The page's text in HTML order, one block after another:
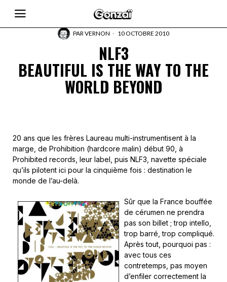
PARVERNON 10 OCTOBRE 2010
NLF3
BEAUTIFUL IS THE WAY TO THE
WORLD BEYOND
20 ans que les frères Laureau multi-instrumentisent à la
marge, de Prohibition (hardcore malin) début 90, à
Prohibited records, leur label, puis NLF3, navette spéciale
qu’ils pilotent ici pour la cinquième fois : destination le
monde de l’au-delà.
Sûr que la France bouffée
de cérumen ne prendra
pas son billet ; trop intello,
trop barré, trop compliqué.
Après tout, pourquoi pas :
avec tous ces
contretemps, pas moyen
d’enfiler correctement la